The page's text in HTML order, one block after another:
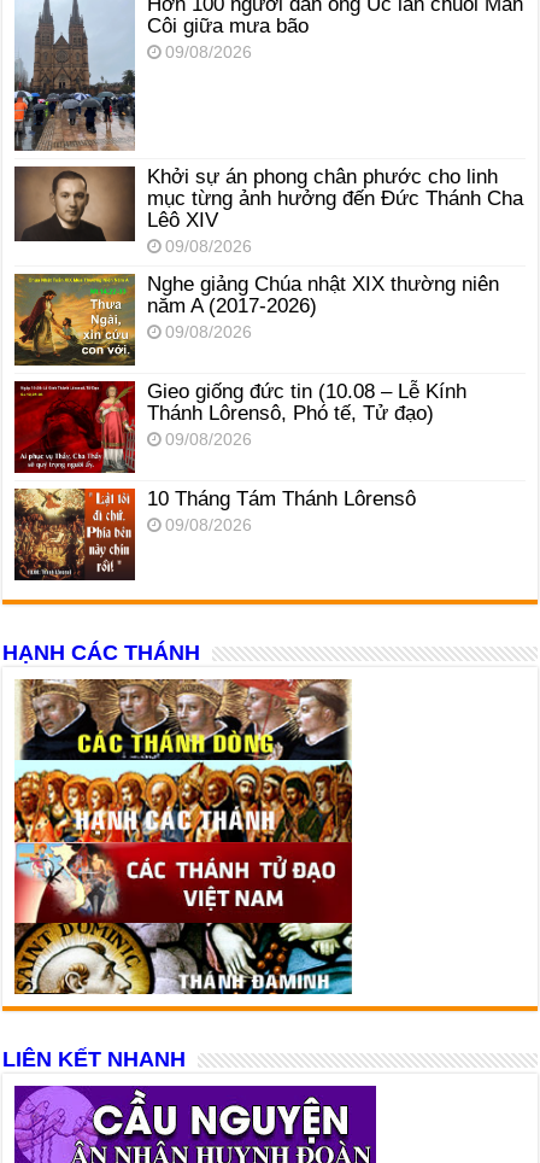
Côi giữa mưa bão
09/08/2026
Khởi sự án phong chân phước cho linh
mục từng ảnh hưởng đến Đức Thánh Cha
Lêô XIV
09/08/2026
Nghe giảng Chúa nhật XIX thường niên
năm A (2017-2026)
09/08/2026
Gieo giống đức tin (10.08 – Lễ Kính
Thánh Lôrensô, Phó tế, Tử đạo)
09/08/2026
10 Tháng Tám Thánh Lôrensô
09/08/2026
HẠNH CÁC THÁNH
LIÊN KẾT NHANH